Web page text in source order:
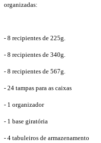
organizadas:
- 8 recipientes de 225g.
- 8 recipientes de 340g.
- 8 recipientes de 567g.
- 24 tampas para as caixas
- 1 organizador
- 1 base giratória
- 4 tabuleiros de armazenamento